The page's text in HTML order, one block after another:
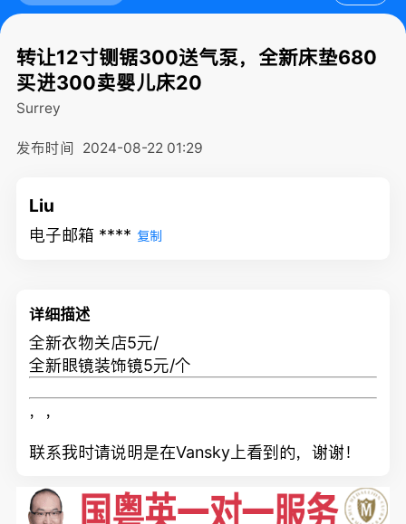
转让12寸铡锯300送气泵，全新床垫680
买进300卖婴儿床20
Surrey
发布时间 2024-08-22 01:29
Liu
电子邮箱 **** 复制
详细描述
全新衣物关店5元/
全新眼镜装饰镜5元/个
，，
联系我时请说明是在Vansky上看到的，谢谢！